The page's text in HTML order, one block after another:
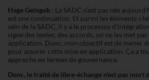
Hage Geingob : La SADC n’est pas née
est une continuation. Et parmi les éléments-
sein de la SADC, il y a le processus
signe des textes, des accords, on ne les met
application. Donc, mon objectif est de mener
pour assurer cette mise en application. Ça a
approche en termes de gouvernance.
Donc, le traité de libre-échange n’est pas mort